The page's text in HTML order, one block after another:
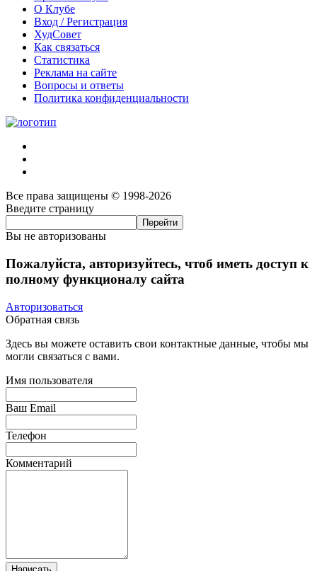
О Клубе
Вход / Регистрация
ХудСовет
Как связаться
Статистика
Реклама на сайте
Вопросы и ответы
Политика конфиденциальности
Все права защищены © 1998-2026
Введите страницу
Вы не авторизованы
Пожалуйста, авторизуйтесь, чтоб иметь доступ к
полному функционалу сайта
Авторизоваться
Обратная связь
Здесь вы можете оставить свои контактные данные, чтобы мы
могли связаться с вами.
Имя пользователя
Ваш Email
Телефон
Комментарий